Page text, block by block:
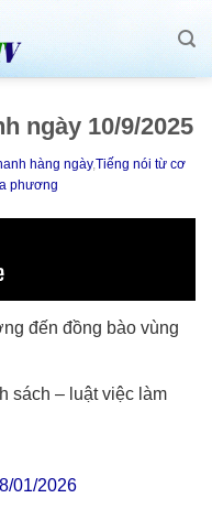
ngày 10/9/2025
hàng ngày,Tiếng nói từ cơ
phương
đến đồng bào vùng
sách – luật việc làm
01/2026